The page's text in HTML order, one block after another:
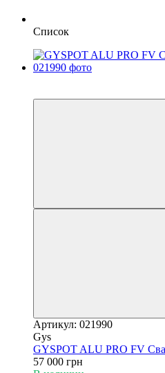
Список
Артикул: 021990
Gys
GYSPOT ALU PRO FV
57 000 грн